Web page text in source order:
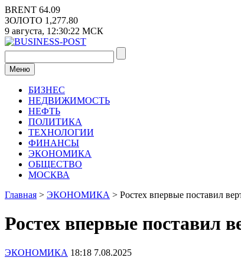
Перейти
к
содержимому
BRENT 64.09
ЗОЛОТО 1,277.80
9 августа, 12:30:23 МСК
Меню
БИЗНЕС
НЕДВИЖИМОСТЬ
НЕФТЬ
ПОЛИТИКА
ТЕХНОЛОГИИ
ФИНАНСЫ
ЭКОНОМИКА
ОБЩЕСТВО
МОСКВА
Главная > ЭКОНОМИКА > Ростех впервые поставил
Ростех впервые поставил
ЭКОНОМИКА 18:18 7.08.2025